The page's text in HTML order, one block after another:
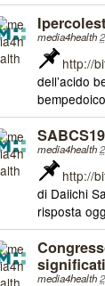
media4health
http://
dell’acido
media4health
http://
di Daiichi
risposta
media4health